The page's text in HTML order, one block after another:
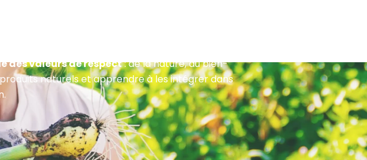
des valeurs de respect: de la nature, du bien-
naturels et apprendre à les intégrer dans